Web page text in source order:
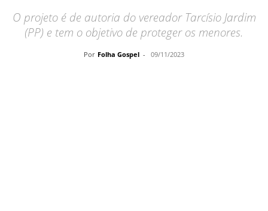
O projeto é de autoria do vereador Tarcísio Jardim
(PP) e tem o objetivo de proteger os menores.
Por Folha Gospel - 09/11/2023